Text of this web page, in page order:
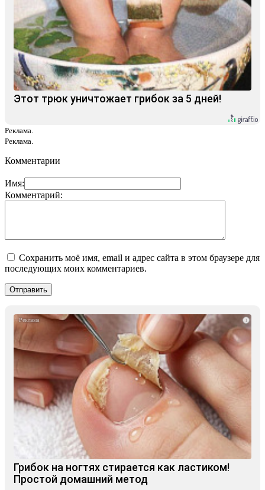
Этот трюк уничтожает грибок за 5 дней!
Реклама.
Реклама.
Комментарии
Имя:
Комментарий:
Сохранить моё имя, email и адрес сайта в этом браузере для
последующих моих комментариев.
i
Грибок на ногтях стирается как ластиком!
Простой домашний метод